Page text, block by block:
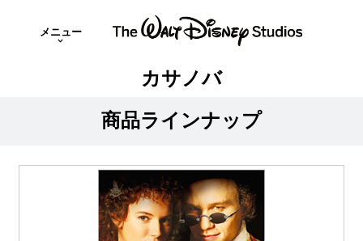
メニュー
カサノバ
商品ラインナップ